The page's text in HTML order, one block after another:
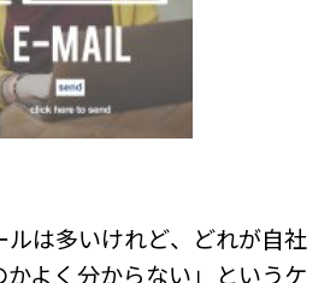
ルは多いけれど、どれが自社
よく分からない」というケ